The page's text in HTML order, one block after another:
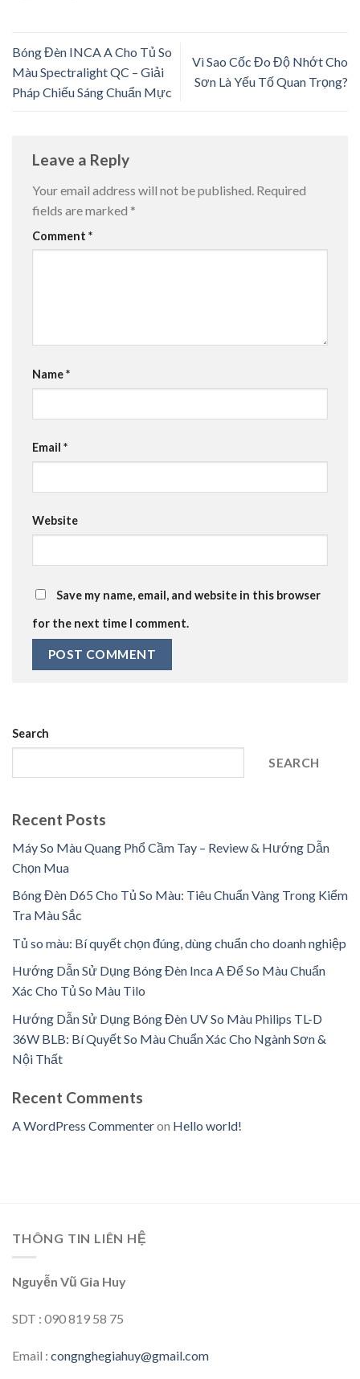
Bóng Đèn INCA A Cho Tủ So
Màu Spectralight QC – Giải
Pháp Chiếu Sáng Chuẩn Mực
Vì Sao Cốc Đo Độ Nhớt Cho
Sơn Là Yếu Tố Quan Trọng?
Leave a Reply
Your email address will not be published. Required
fields are marked *
Comment *
Name*
Email *
Website
Save my name, email, and website in this browser
for the next time I comment.
Search
SEARCH
Recent Posts
Máy So Màu Quang Phổ Cầm Tay – Review & Hướng Dẫn
Chọn Mua
Bóng Đèn D65 Cho Tủ So Màu: Tiêu Chuẩn Vàng Trong Kiểm
Tra Màu Sắc
Tủ so màu: Bí quyết chọn đúng, dùng chuẩn cho doanh nghiệp
Hướng Dẫn Sử Dụng Bóng Đèn Inca A Để So Màu Chuẩn
Xác Cho Tủ So Màu Tilo
Hướng Dẫn Sử Dụng Bóng Đèn UV So Màu Philips TL-D
36W BLB: Bí Quyết So Màu Chuẩn Xác Cho Ngành Sơn &
Nội Thất
Recent Comments
A WordPress Commenteron Hello world!
THÔNG TIN LIÊN HỆ
Nguyễn Vũ Gia Huy
SDT : 090 819 58 75
Email : congnghegiahuy@gmail.com